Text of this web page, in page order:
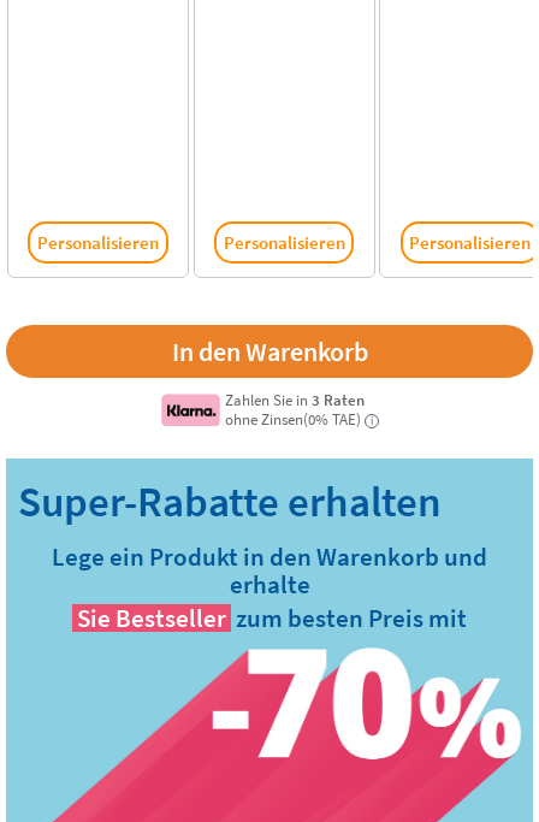
Personalisieren Personalisieren Personalisieren
Zahlen Sie in3 Raten
ohne Zinsen(0% TAE)
i
Lege ein Produkt in den Warenkorb und
erhalte
Sie Bestseller zum besten Preis mit